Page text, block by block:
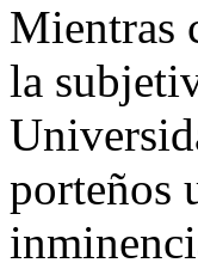
Mientras
la
porteños